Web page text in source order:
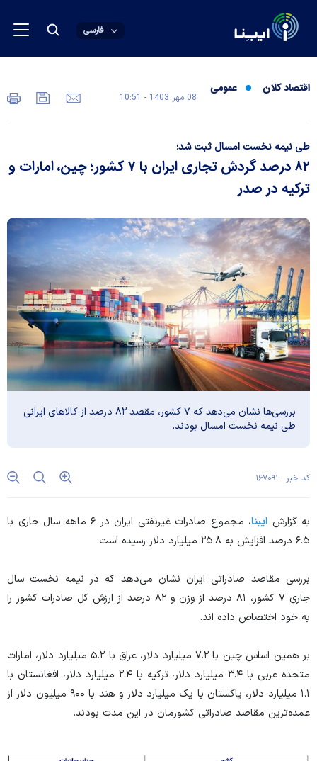
فارسی
اقتصاد کلان عمومی
08 مهر 1403 - 10:51
طی نیمه نخست امسال ثبت شد؛
۸۲ درصد گردش تجاری ایران با ۷ کشور؛ چین، امارات و
ترکیه در صدر
بررسی‌ها نشان می‌دهد که ۷ کشور، مقصد ۸۲ درصد از کالا‌های ایرانی
طی نیمه نخست امسال بودند.
کد خبر : ۱۶۷۰۹۱
به گزارش ایبنا
، مجموع صادرات غیرنفتی ایران در ۶ ماهه سال جاری با
۶.۵ درصد افزایش به ۲۵.۸ میلیارد دلار رسیده است.
بررسی مقاصد صادراتی ایران نشان می‌دهد که در نیمه نخست سال
جاری ۷ کشور، ۸۱ درصد از وزن و ۸۲ درصد از ارزش کل صادرات کشور را
به خود اختصاص داده اند.
بر همین اساس چین با ۷.۲ میلیارد دلار، عراق با ۵.۲ میلیارد دلار، امارات
متحده عربی با ۳.۴ میلیارد دلار، ترکیه با ۲.۴ میلیارد دلار، افغانستان با
۱.۱ میلیارد دلار، پاکستان با یک میلیارد دلار و هند با ۹۰۰ میلیون دلار از
عمده‌ترین مقاصد صادراتی کشورمان در این مدت بودند.